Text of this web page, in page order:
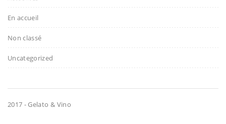
En accueil
Non classé
Uncategorized
2017 - Gelato & Vino